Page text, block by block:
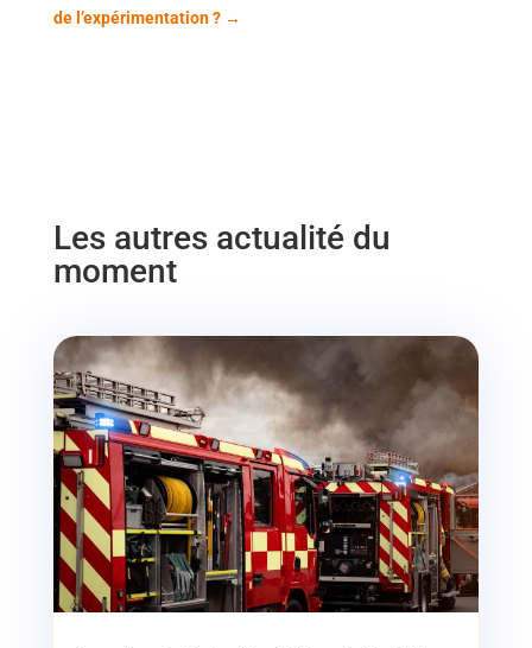
de l’expérimentation ?→
Les autres actualité du
moment